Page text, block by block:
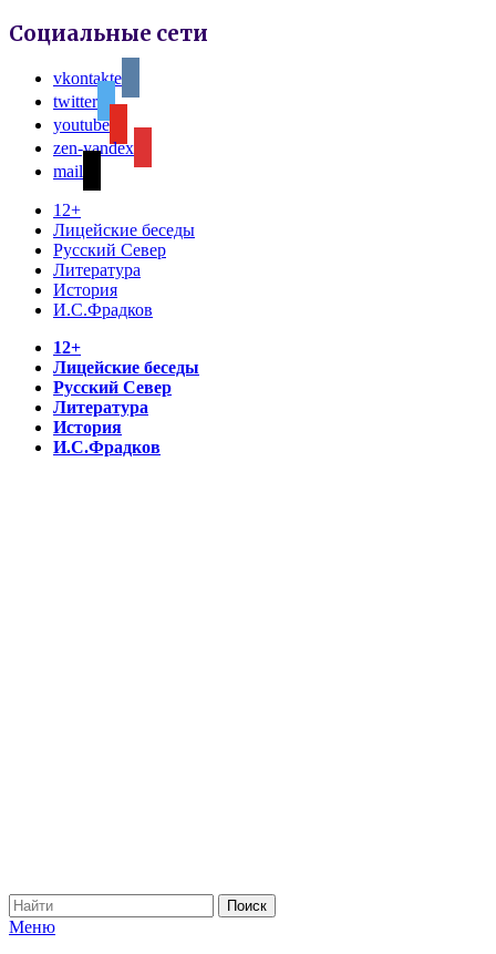
Социальные сети
vkontakte
twitter
youtube
zen-yandex
mail
12+
Лицейские беседы
Русский Север
Литература
История
И.С.Фрадков
12+
Лицейские беседы
Русский Север
Литература
История
И.С.Фрадков
Меню